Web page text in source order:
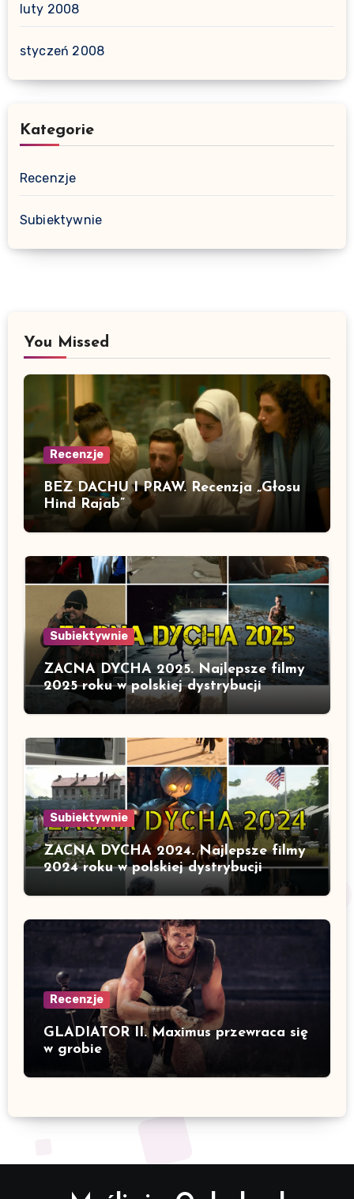
luty 2008
styczeń 2008
Kategorie
Recenzje
Subiektywnie
You Missed
Recenzje
BEZ DACHU I PRAW. Recenzja „Głosu
Hind Rajab”
Subiektywnie
ZACNA DYCHA 2025. Najlepsze filmy
2025 roku w polskiej dystrybucji
Subiektywnie
ZACNA DYCHA 2024. Najlepsze filmy
2024 roku w polskiej dystrybucji
Recenzje
GLADIATOR II. Maximus przewraca się
w grobie